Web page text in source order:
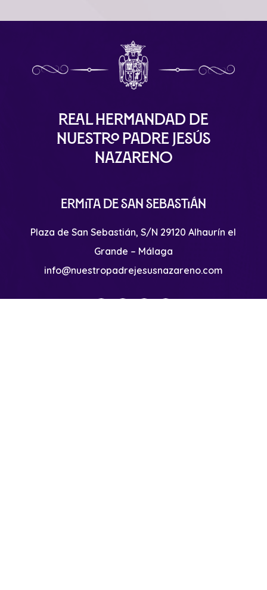
Real Hermandad de
Nuestro Padre Jesús
Nazareno
Ermita de San Sebastián
Plaza de San Sebastián, S/N 29120 Alhaurín el
Grande – Málaga
info@nuestropadrejesusnazareno.com